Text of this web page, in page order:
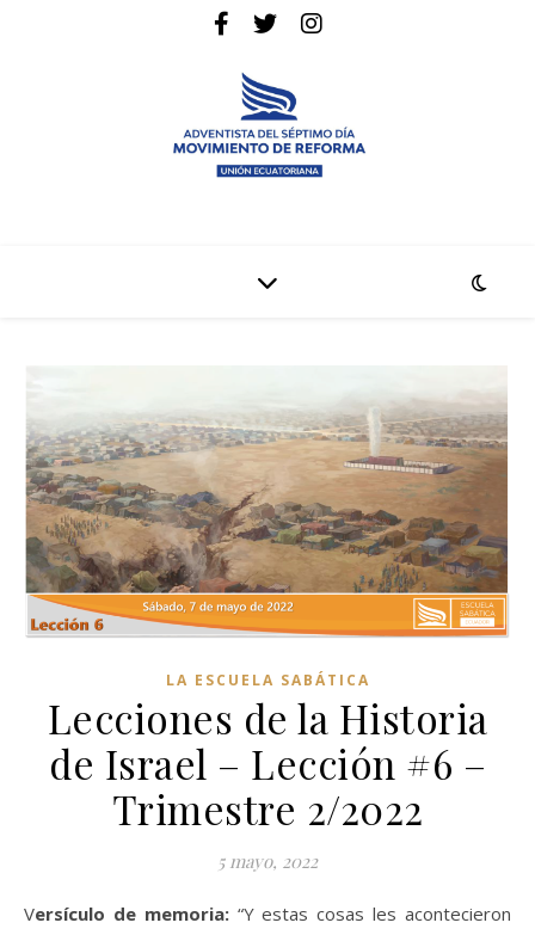
LA ESCUELA SABÁTICA
Lecciones de la Historia
de Israel – Lección #6 –
Trimestre 2/2022
5 mayo, 2022
Versículo de memoria:“Y estas cosas les acontecieron